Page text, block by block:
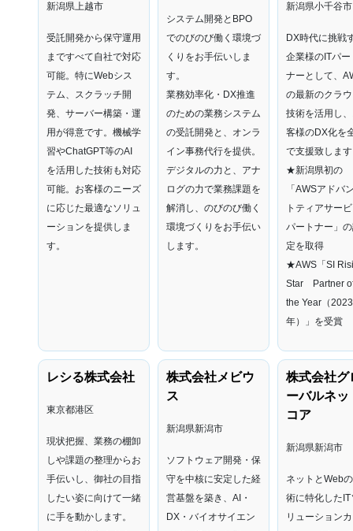
新潟県上越市
受託開発から保守運用
まですべて自社で対応
可能。特にWebシス
テム、スクラッチ開
発、サーバー構築・運
用が得意です。機械学
習やChatGPT等のAI
を活用した技術も対応
可能。お客様のニーズ
に応じた最適なソリュ
ーションを提供しま
す。
システム開発とBPO
でのびのび働く環境づ
くりをお手伝いしま
す。
業務効率化・DX推進
のための業務システム
の受託開発と、オンラ
イン事務代行を提供。
デジタ ルの力と、アナ
ログの力で業務課題を
解消し、のびのび働く
環境づくりをお手伝い
します。
新潟県小千谷市
DX時代に挑戦
企業様のITパー
ナーとして、
の最新のクラ
技術を活用し
客様のDX化を
で支援致しま
★新潟県初の
「AWSアドバ
トティアサー
パートナー」
定を取得
★AWS「SI
Star Partner
the Year（2023
年）」を受賞
レシる株式会社
東京都港区
現状把握、業務の棚卸
しや課題の整理からお
手伝いし、御社の目指
したい姿に向けて一緒
に手を動かします。
株式会社メビウ
ス
新潟県新潟市
ソフトウェア開発・保
守を中核に安定した経
営基盤を築き、AI・
DX・バイオサイエン
株式会社グ
ーバルネッ
コア
新潟県新潟市
ネットとWeb
術に特化したIT
リューション